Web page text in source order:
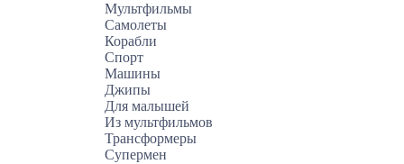
Мультфильмы
Самолеты
Корабли
Спорт
Машины
Джипы
Для малышей
Из мультфильмов
Трансформеры
Супермен